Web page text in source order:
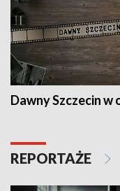
Dawny Szczecin
REPORTAŻE